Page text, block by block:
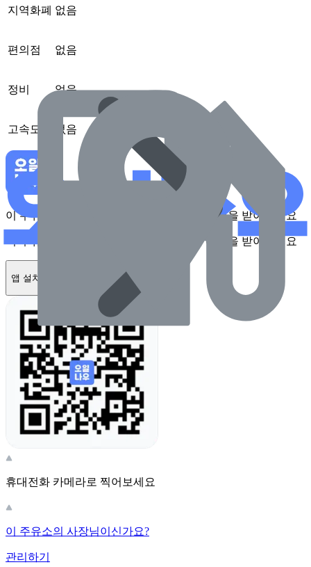
지역화폐 없음
편의점 없음
정비 없음
고속도로 없음
이 주유소를 앱에서 확인하고 최대 1만원 혜택을 받아보세요
이 주유소를 앱에서 확인하고 최대 1만원 혜택을 받아보세요
앱 설치하기
휴대전화 카메라로 찍어보세요
이 주유소의 사장님이신가요?
관리하기